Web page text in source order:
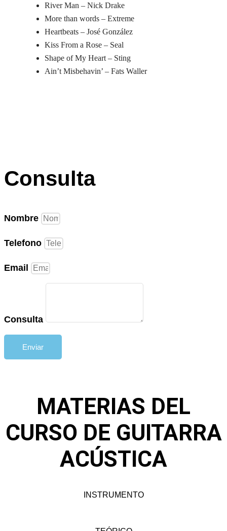
River Man – Nick Drake
More than words – Extreme
Heartbeats – José González
Kiss From a Rose – Seal
Shape of My Heart – Sting
Ain’t Misbehavin’ – Fats Waller
Consulta
Nombre
Telefono
Email
Consulta
Enviar
MATERIAS DEL
CURSO DE GUITARRA
ACÚSTICA
INSTRUMENTO